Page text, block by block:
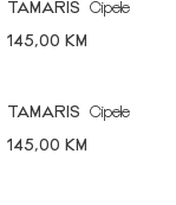
TAMARIS
Cipele
145,00 KM
TAMARIS
Cipele
145,00 KM